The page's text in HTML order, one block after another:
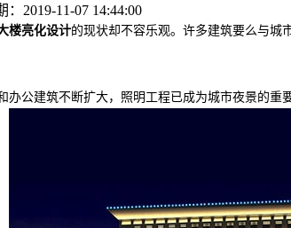
：2019-11-07 14:44:00
楼亮化设计的现状却不容乐观。许多建筑要么与城
公建筑不断扩大，照明工程已成为城市夜景的重